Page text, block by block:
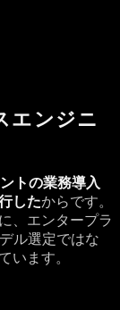
エンジニ
トの業務導入
したからです。
、エンタープラ
ル選定ではな
います。